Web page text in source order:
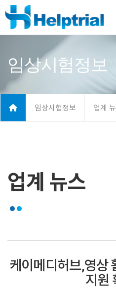
임상시험정보
임상시험정보 업계
업계 뉴스
케이메디허브,영상
지원